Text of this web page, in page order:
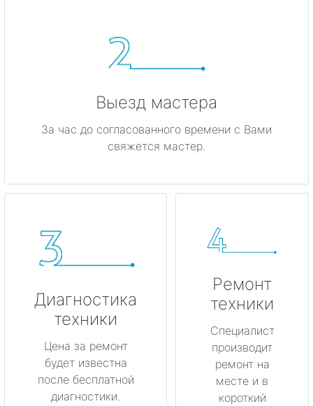
Выезд мастера
За час до согласованного времени с Вами
свяжется мастер.
Диагностика
техники
Цена за ремонт
будет известна
после бесплатной
диагностики.
Ремонт
техники
Специалист
производит
ремонт на
месте и в
короткий